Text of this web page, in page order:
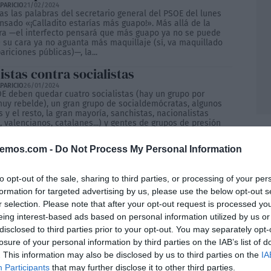
- Do Not Process My Personal Information
opt-out of the sale, sharing to third parties, or processing of your
for targeted advertising by us, please use the below opt-out
selection. Please note that after your opt-out request is processed
interest-based ads based on personal information utilized by us
to third parties prior to your opt-out. You may separately
of your personal information by third parties on the IAB’s list of
This information may also be disclosed by us to third parties on the
Participants that may further disclose it to other third parties.
21/02/2024
las palabras del secretario general del PSOE del lunes
«¡Calladito estarías más guapo!». Más allá de la
—el interfecto pensará que más guapo ya no se puede
su cara ya no aguanta más maquillaje (sí, va maquillado
públicas)—, la...
contra socialistas
26/01/2024
deben quedar cuatro socialistas (hay un grupo por
rebelde), un gran grupo de socialdemócratas, algunos
y el resto, la gran mayoría, sanchistas, nacionalistas
valencianos, catalanes...) y gentes de grupos de presión
es España y la mierda para los
06/12/2023
la presidenta de la Comunidad de Madrid hace gala del
que le es innato. Asume para su autonomía, que no lo
no haberla separado por la fuerza de Castilla (el verdadero
la representación de toda España. Más allá de la
de la derecha sobre Page… y todo